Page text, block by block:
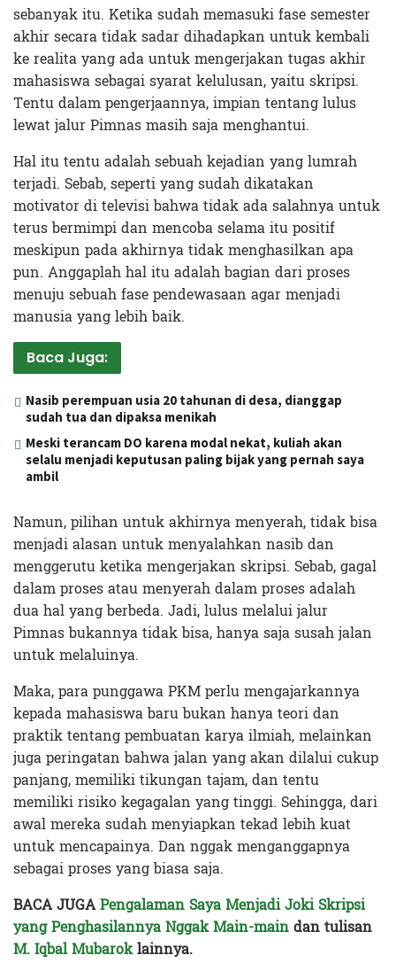
sebanyak itu. Ketika sudah memasuki fase semester
akhir secara tidak sadar dihadapkan untuk kembali
ke realita yang ada untuk mengerjakan tugas akhir
mahasiswa sebagai syarat kelulusan, yaitu skripsi.
Tentu dalam pengerjaannya, impian tentang lulus
lewat jalur Pimnas masih saja menghantui.
Hal itu tentu adalah sebuah kejadian yang lumrah
terjadi. Sebab, seperti yang sudah dikatakan
motivator di televisi bahwa tidak ada salahnya untuk
terus bermimpi dan mencoba selama itu positif
meskipun pada akhirnya tidak menghasilkan apa
pun. Anggaplah hal itu adalah bagian dari proses
menuju sebuah fase pendewasaan agar menjadi
manusia yang lebih baik.
Baca Juga:
Nasib perempuan usia 20 tahunan di desa, dianggap
sudah tua dan dipaksa menikah
Meski terancam DO karena modal nekat, kuliah akan
selalu menjadi keputusan paling bijak yang pernah saya
ambil
Namun, pilihan untuk akhirnya menyerah, tidak bisa
menjadi alasan untuk menyalahkan nasib dan
menggerutu ketika mengerjakan skripsi. Sebab, gagal
dalam proses atau menyerah dalam proses adalah
dua hal yang berbeda. Jadi, lulus melalui jalur
Pimnas bukannya tidak bisa, hanya saja susah jalan
untuk melaluinya.
Maka, para punggawa PKM perlu mengajarkannya
kepada mahasiswa baru bukan hanya teori dan
praktik tentang pembuatan karya ilmiah, melainkan
juga peringatan bahwa jalan yang akan dilalui cukup
panjang, memiliki tikungan tajam, dan tentu
memiliki risiko kegagalan yang tinggi. Sehingga, dari
awal mereka sudah menyiapkan tekad lebih kuat
untuk mencapainya. Dan nggak menganggapnya
sebagai proses yang biasa saja.
BACA JUGAPengalaman Saya Menjadi Joki Skripsi
yang Penghasilannya Nggak Main-maindan tulisan
M. Iqbal Mubaroklainnya.